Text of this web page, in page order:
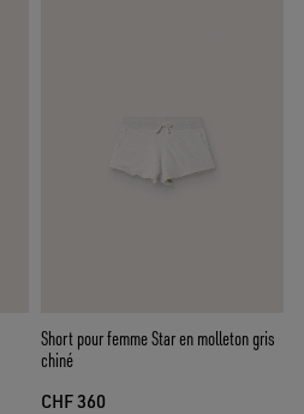
Short pour femme Star en molleton gris
chiné
CHF 360